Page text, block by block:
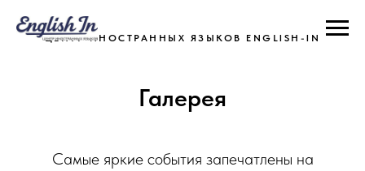
ЦЕНТР ИНОСТРАННЫХ ЯЗЫКОВ ENGLISH-IN
Галерея
Самые яркие события запечатлены на